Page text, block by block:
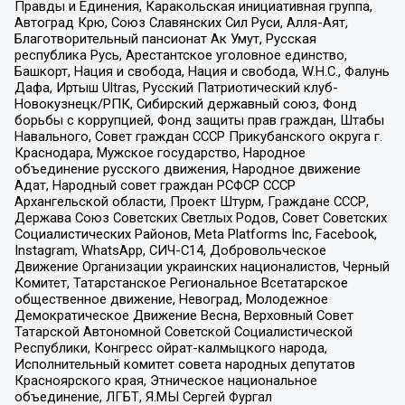
Правды и Единения, Каракольская инициативная группа,
Автоград Крю, Союз Славянских Сил Руси, Алля-Аят,
Благотворительный пансионат Ак Умут, Русская
республика Русь, Арестантское уголовное единство,
Башкорт, Нация и свобода, Нация и свобода, W.H.С., Фалунь
Дафа, Иртыш Ultras, Русский Патриотический клуб-
Новокузнецк/РПК, Сибирский державный союз, Фонд
борьбы с коррупцией, Фонд защиты прав граждан, Штабы
Навального, Совет граждан СССР Прикубанского округа г.
Краснодара, Мужское государство, Народное
объединение русского движения, Народное движение
Адат, Народный совет граждан РСФСР СССР
Архангельской области, Проект Штурм, Граждане СССР,
Держава Союз Советских Светлых Родов, Совет Советских
Социалистических Районов, Meta Platforms Inc, Facebook,
Instagram, WhatsApp, СИЧ-С14, Добровольческое
Движение Организации украинских националистов, Черный
Комитет, Татарстанское Региональное Всетатарское
общественное движение, Невоград, Молодежное
Демократическое Движение Весна, Верховный Совет
Татарской Автономной Советской Социалистической
Республики, Конгресс ойрат-калмыцкого народа,
Исполнительный комитет совета народных депутатов
Красноярского края, Этническое национальное
объединение, ЛГБТ, Я.МЫ Сергей Фургал